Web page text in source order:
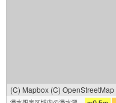
(C) Mapbox (C) OpenStreetMap